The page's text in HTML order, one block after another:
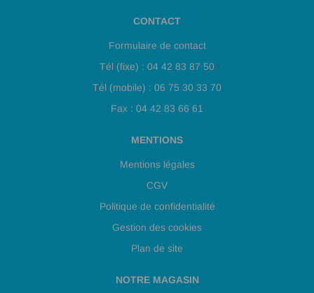
CONTACT
Formulaire de contact
Tél (fixe) : 04 42 83 87 50
Tél (mobile) : 06 75 30 33 70
Fax : 04 42 83 66 61
MENTIONS
Mentions légales
CGV
Politique de confidentialité
Gestion des cookies
Plan de site
NOTRE MAGASIN